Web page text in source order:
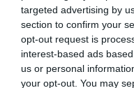
targeted advertising by
section to confirm your
opt-out request is
interest-based ads
us or personal
your opt-out. You may
μια αλλαγή με
από μια απλή
TAGS: ΑΑΔΕ ΜΙΔΑ